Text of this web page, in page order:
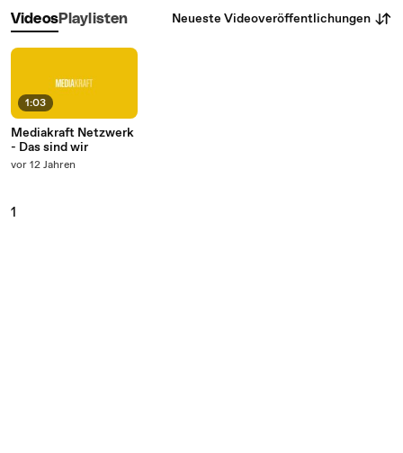
VideosPlaylisten Neueste Videoveröffentlichungen
1:03
Mediakraft Netzwerk
- Das sind wir
vor 12 Jahren
1